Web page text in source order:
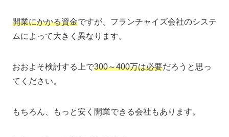
開業にかかる資金ですが、フランチャイズ会社のシステ
ムによって大きく異なります。
おおよそ検討する上で300～400万は必要だろうと思っ
てください。
もちろん、もっと安く開業できる会社もあります。